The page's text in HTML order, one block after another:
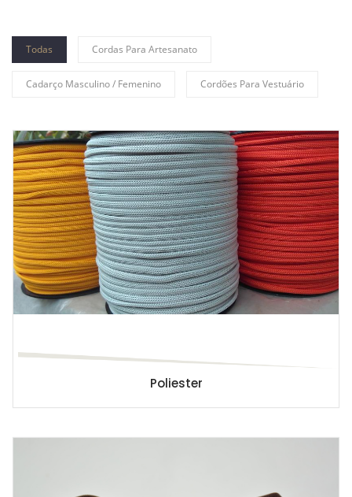
Todas Cordas Para Artesanato
Cadarço Masculino / Femenino Cordões Para Vestuário
Poliester